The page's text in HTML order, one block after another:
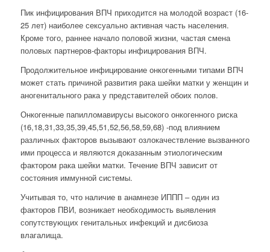
Пик инфицирования ВПЧ приходится на молодой возраст (16-
25 лет) наиболее сексуально активная часть населения.
Кроме того, раннее начало половой жизни, частая смена
половых партнеров-факторы инфицирования ВПЧ.
Продолжительное инфицирование онкогенными типами ВПЧ
может стать причиной развития рака шейки матки у женщин и
аногенитального рака у представителей обоих полов.
Онкогенные папилломавирусы высокого онкогенного риска
(16,18,31,33,35,39,45,51,52,56,58,59,68) -под влиянием
различных факторов вызывают озлокачествление вызванного
ими процесса и являются доказанным этиологическим
фактором рака шейки матки. Течение ВПЧ зависит от
состояния иммунной системы.
Учитывая то, что наличие в анамнезе ИППП – один из
факторов ПВИ, возникает необходимость выявления
сопутствующих генитальных инфекций и дисбиоза
влагалища.